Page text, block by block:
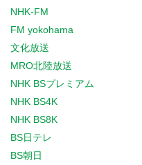
NHK-FM
FM yokohama
文化放送
MRO北陸放送
NHK BSプレミアム
NHK BS4K
NHK BS8K
BS日テレ
BS朝日